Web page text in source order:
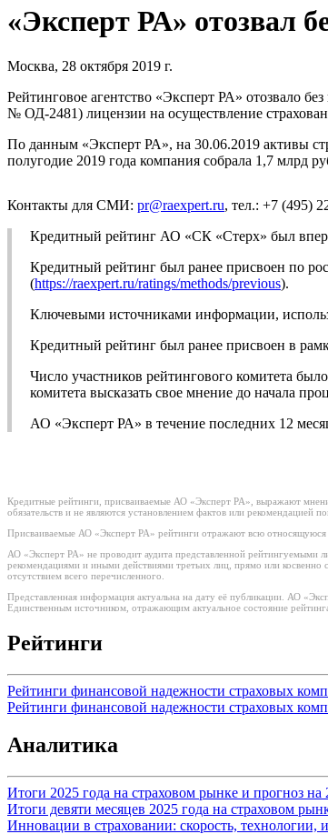
«Эксперт РА» отозвал
Москва, 28 октября 2019 г.
Рейтинговое агентство «Эксперт РА» отозвало
№ ОД-2481) лицензии на осуществление
По данным «Эксперт РА», на 30.06.2019 активы
полугодие 2019 года компания собрала 1,7 млрд
Контакты для СМИ: pr@raexpert.ru, тел.: +7 (495)
Кредитный рейтинг АО «СК «Стерх» был
Кредитный рейтинг был ранее присвоен по
(https://raexpert.ru/ratings/methods/previous).
Ключевыми источниками информации,
Кредитный рейтинг был ранее присвоен в
Число участников рейтингового комитета
комитета высказать свое мнение до начала
АО «Эксперт РА» в течение последних 12
Кредитные рейтинги, присваиваемые АО «Эксперт РА», выражают
обязательств и не являются установлением фактов или
Присваиваемые АО «Эксперт РА» рейтинги отражают всю
АО «Эксперт РА» не проводит аудита представленной рейтингуемыми
рекомендациями и иными действиями третьих лиц, прямо или
отсутствием всего перечисленного.
Представленная информация актуальна на дату её публикации. АО
Единственным источником, отражающим актуальное состояние
Рейтинги
Рейтинги финансовой надежности страховых
Рейтинги финансовой надежности страховых
Аналитика
Итоги 2025 года на страховом рынке и прогноз
Итоги девяти месяцев 2025 года на страховом
Инновации в страховании: скорость, технологии,